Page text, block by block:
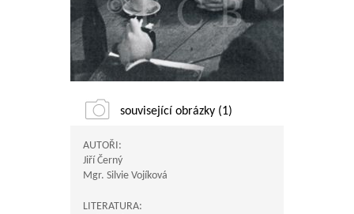
související obrázky (1)
AUTOŘI:
Jiří Černý
Mgr. Silvie Vojíková
LITERATURA: